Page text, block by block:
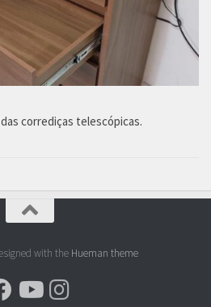
corrediças telescópicas.
with the Hueman theme